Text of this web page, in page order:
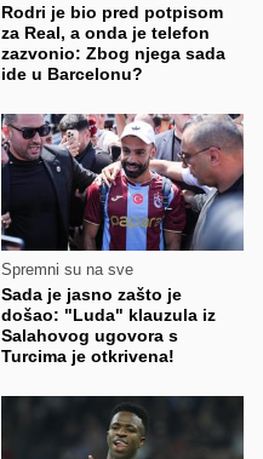
Rodri je bio pred potpisom
za Real, a onda je telefon
zazvonio: Zbog njega sada
ide u Barcelonu?
Spremni su na sve
Sada je jasno zašto je
došao: "Luda" klauzula iz
Salahovog ugovora s
Turcima je otkrivena!